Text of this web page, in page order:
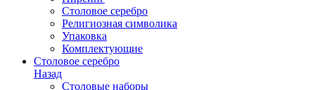
Столовое серебро
Религиозная символика
Упаковка
Комплектующие
Столовое серебро
Назад
Столовые наборы